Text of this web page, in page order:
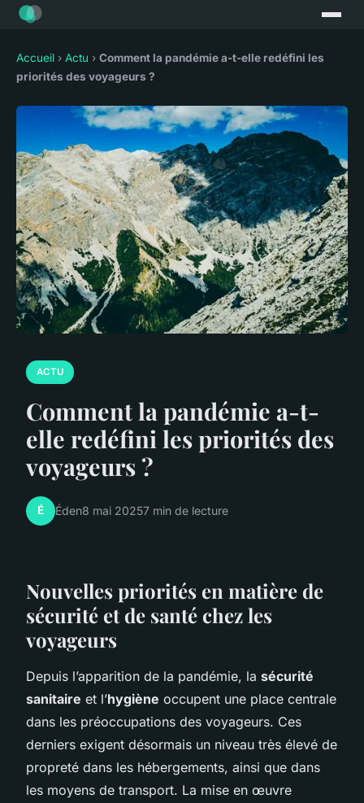
Accueil › Actu › Comment la pandémie a-t-elle redéfini les
priorités des voyageurs ?
ACTU
Comment la pandémie a-t-
elle redéfini les priorités des
voyageurs ?
É Éden8 mai 20257 min de lecture
Nouvelles priorités en matière de
sécurité et de santé chez les
voyageurs
Depuis l’apparition de la pandémie, la sécurité
sanitaire et l’hygiène occupent une place centrale
dans les préoccupations des voyageurs. Ces
derniers exigent désormais un niveau très élevé de
propreté dans les hébergements, ainsi que dans
les moyens de transport. La mise en œuvre